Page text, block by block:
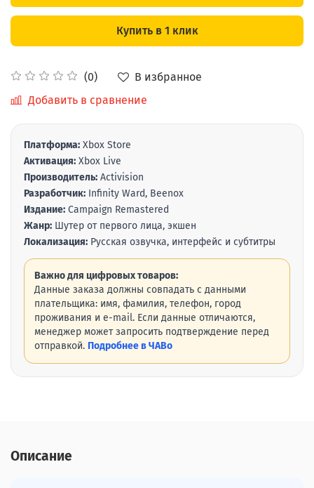
(0)
В избранное
Добавить в сравнение
Купить в 1 клик
Платформа: Xbox Store
Активация: Xbox Live
Производитель: Activision
Разработчик: Infinity Ward, Beenox
Издание: Campaign Remastered
Жанр: Шутер от первого лица, экшен
Локализация: Русская озвучка, интерфейс и субтитры
Важно для цифровых товаров:
Данные заказа должны совпадать с данными
плательщика: имя, фамилия, телефон, город
проживания и e-mail. Если данные отличаются,
менеджер может запросить подтверждение перед
отправкой. Подробнее в ЧАВо
Описание